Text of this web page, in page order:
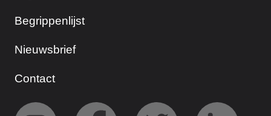
Begrippenlijst
Nieuwsbrief
Contact